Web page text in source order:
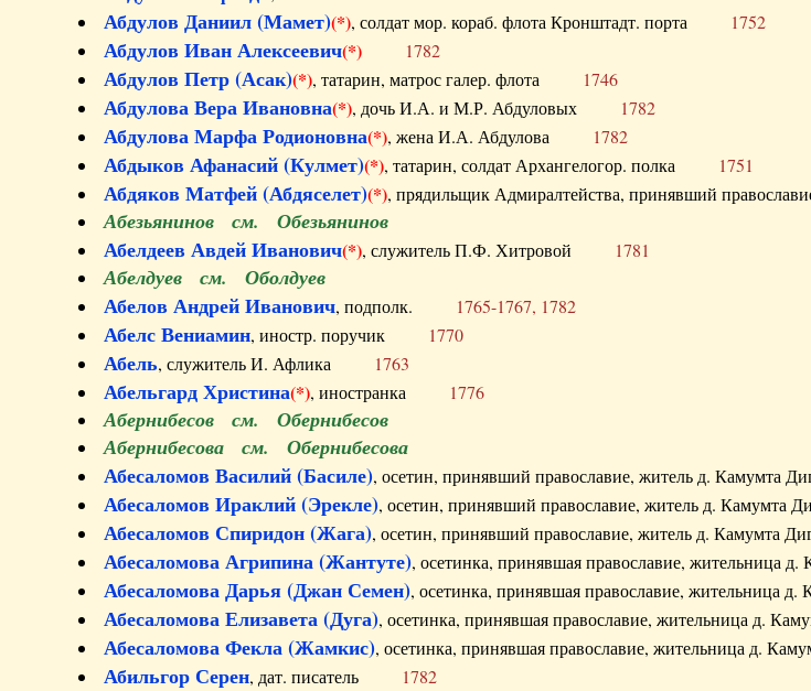
Абдулов Даниил (Мамет)(*), солдат мор. кораб. флота Кронштадт. порта 1752
Абдулов Иван Алексеевич(*) 1782
Абдулов Петр (Асак)(*), татарин, матрос галер. флота 1746
Абдулова Вера Ивановна(*), дочь И.А. и М.Р. Абдуловых 1782
Абдулова Марфа Родионовна(*), жена И.А. Абдулова 1782
Абдыков Афанасий (Кулмет)(*), татарин, солдат Архангелогор. полка 1751
Абдяков Матфей (Абдяселет)(*), прядильщик Адмиралтейства, принявший
Абезьянинов см. Обезьянинов
Абелдеев Авдей Иванович(*), служитель П.Ф. Хитровой 1781
Абелдуев см. Оболдуев
Абелов Андрей Иванович, подполк. 1765-1767, 1782
Абелс Вениамин, иностр. поручик 1770
Абель, служитель И. Афлика 1763
Абельгард Христина(*), иностранка 1776
Абернибесов см. Обернибесов
Абернибесова см. Обернибесова
Абесаломов Василий (Басиле), осетин, принявший православие, житель д.
Абесаломов Ираклий (Эрекле), осетин, принявший православие, житель д.
Абесаломов Спиридон (Жага), осетин, принявший православие, житель д.
Абесаломова Агрипина (Жантуте), осетинка, принявшая православие,
Абесаломова Дарья (Джан Семен), осетинка, принявшая православие,
Абесаломова Елизавета (Дуга), осетинка, принявшая православие, жительница д.
Абесаломова Фекла (Жамкис), осетинка, принявшая православие, жительница д.
Абильгор Серен, дат. писатель 1782